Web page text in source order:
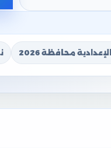
محافظة 2026